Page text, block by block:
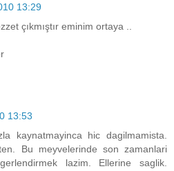
13:29
çıkmıştır eminim ortaya ..
13:53
kaynatmayinca hic dagilmamista.
Bu meyvelerinde son zamanlari
lazim. Ellerine saglik.